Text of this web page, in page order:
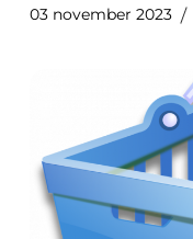
03 november 2023